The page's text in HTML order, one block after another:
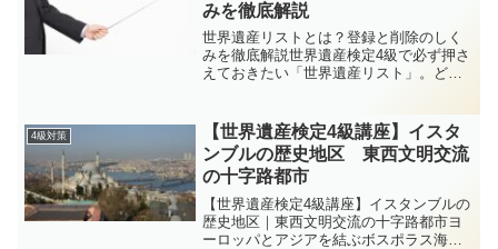
みを徹底解説
世界遺産リストとは？登録と削除のしく
みを徹底解説世界遺産検定4級で必ず押さ
えておきたい「世界遺産リスト」。どう
式でわかりやすく解説します。博士〜！
テキストで「世界遺産リ...
4級対策
【世界遺産検定4級講座】イスタ
ンブルの歴史地区 東西文明交流
の十字路都市
【世界遺産検定4級講座】イスタンブルの
歴史地区｜東西文明交流の十字路都市ヨ
ーロッパとアジアを結ぶボスポラス海峡